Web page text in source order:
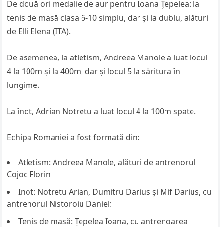
De două ori medalie de aur pentru Ioana Țepelea: la
tenis de masă clasa 6-10 simplu, dar și la dublu, alături
de Elli Elena (ITA).
De asemenea, la atletism, Andreea Manole a luat locul
4 la 100m și la 400m, dar și locul 5 la săritura în
lungime.
La înot, Adrian Notretu a luat locul 4 la 100m spate.
Echipa Romaniei a fost formată din:
Atletism: Andreea Manole, alături de antrenorul
Cojoc Florin
Inot: Notretu Arian, Dumitru Darius și Mif Darius, cu
antrenorul Nistoroiu Daniel;
Tenis de masă: Țepelea Ioana, cu antrenoarea